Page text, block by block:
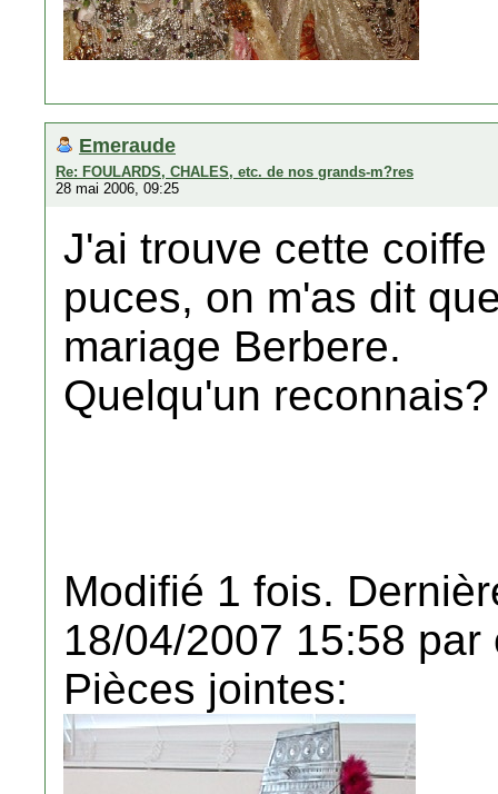
Emeraude
Re: FOULARDS, CHALES, etc. de nos grands-m?res
28 mai 2006, 09:25
J'ai trouve cette
puces, on m'as dit
mariage Berbere.
Quelqu'un reconnais?
Modifié 1 fois.
18/04/2007 15:58 par
Pièces jointes: